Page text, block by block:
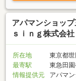
アパマンショッ
ｓｉｎｇ株式会社
所在地
東京都
最寄駅
東急田
情報提供元
アパマ